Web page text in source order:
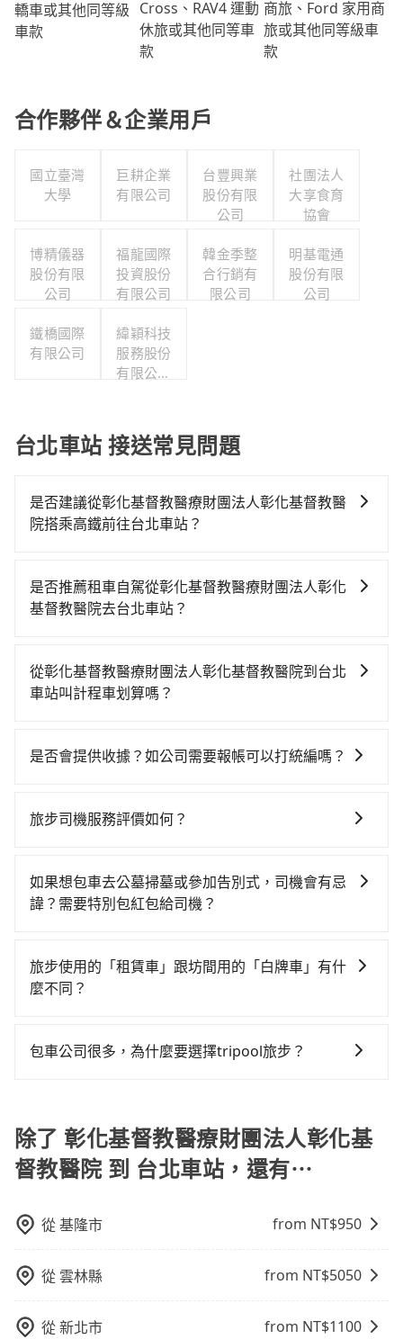
轎車或其他同等級
車款
Cross、RAV4 運動
休旅或其他同等車
款
商旅、Ford 家用商
旅或其他同等級車
款
合作夥伴＆企業用戶
國立臺灣
大學
巨耕企業
有限公司
台豐興業
股份有限
公司
社團法人
大享食育
協會
博精儀器
股份有限
公司
福龍國際
投資股份
有限公司
韓金季整
合行銷有
限公司
明基電通
股份有限
公司
鐵橋國際
有限公司
緯穎科技
服務股份
有限公司
台北車站 接送常見問題
是否建議從彰化基督教醫療財團法人彰化基督教醫
院搭乘高鐵前往台北車站？
前往台北車站，高鐵乘坐舒適、省時、較貴，且難叫計
程車前往高鐵站！從最早06:05一直到23:03，台中-台北
台中高鐵站，叫一輛計程車花費約300元、車程約24分
鐘。抵達高鐵站後，步行進站、現場購票並於月台排隊
分鐘出站。全程加上轉車時間共1小時56分鐘，假設4位
雙北的3.7%，換句話說，臨時要叫小黃的難度是雙北大
意繞路。但如果全程使用tripool並到府專車接送，則每
人平均花費約660元，費時2小時4分鐘。長距離移動確
tripool還是比較划算的。如果你是三人以下要乘車，也
可參考tripool的拼車共乘服務，最多可再節省50%的交
是否推薦租車自駕從彰化基督教醫療財團法人彰化
基督教醫院去台北車站？
車站可以選擇租車自駕，但花費可能不小。租車公司一
般以天為單位計費，小轎車如Toyota Yaris、Nissan
3元）、eTag（每公里約1元）、路邊停車（每小時約40
程費用。由於絕大多數的租車公司都沒法提供甲租乙還
多天，如此預計小轎車的花費至少$3,100、九人座
$6,100起。透過app預約tripool的單程專車接送才是前
從彰化基督教醫療財團法人彰化基督教醫院到台北
車站叫計程車划算嗎？
灣大車隊、Uber和Yoxi，如果在路邊攔不到車，也可考
師大計程車等叫車看看。依照里程跳錶計算，價格約為
要注意彰化縣僅有合法計程車約1,640輛，計程車密度為
雙北的3.7%，也就是說要臨時叫到小黃的難度是台北或
以免當場被坑受騙。綜合以上，無論在價格或服務品質
上，tripool都是你從彰化基督教醫療財團法人彰化基督
是否會提供收據？如公司需要報帳可以打統編嗎？
旅行業代收轉付電子收據，如果公司需要報公帳，在預
帳，完全符合台灣的法律規範。
旅步司機服務評價如何？
機非常高的評價，認為他們非常專業且親切！讓他們的
旅程更加順暢和舒適。」
如果想包車去公墓掃墓或參加告別式，司機會有忌
諱？需要特別包紅包給司機？
都會提供接送服務。不過，如果您有其他特殊要求，例
如需要載運骨灰罈或在車上進行法事等作業，建議在訂
您自行決定。不過，建議可事先詢問司機是否接受。」
旅步使用的「租賃車」跟坊間用的「白牌車」有什
麼不同？
字的「R」開頭，受車隊嚴格管理及審核後才可入隊，成
包車公司很多，為什麼要選擇tripool旅步？
旅途安全無憂，我們的司機都是專業且可靠的職業駕
駛。關於價格，旅步官網可一鍵即時查價，所示價格絕
無隱藏費用，且還提供優於其他業者更彈性的取消政
往市區還是郊區，我們都可以為您提供最佳的旅遊體
驗。所以，如果您正在尋找一家可靠的包車公司，
tripool旅步絕對是您值得信任的不二選擇！
除了 彰化基督教醫療財團法人彰化基
督教醫院 到 台北車站，還有⋯
從基隆市 from NT$950
從雲林縣 from NT$5050
從新北市 from NT$1100